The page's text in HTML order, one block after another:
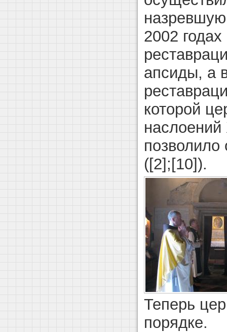
2002
апсиды, а
которой
наслоений
([2];[10]).
Теперь
порядке.